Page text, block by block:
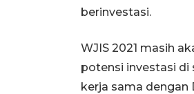
berinvestasi.
WJIS 2021 masih
potensi investasi di
kerja sama dengan